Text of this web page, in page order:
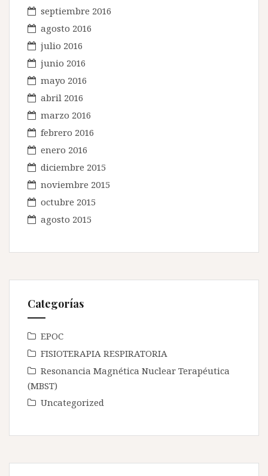
septiembre 2016
agosto 2016
julio 2016
junio 2016
mayo 2016
abril 2016
marzo 2016
febrero 2016
enero 2016
diciembre 2015
noviembre 2015
octubre 2015
agosto 2015
Categorías
EPOC
FISIOTERAPIA RESPIRATORIA
Resonancia Magnética Nuclear Terapéutica
(MBST)
Uncategorized